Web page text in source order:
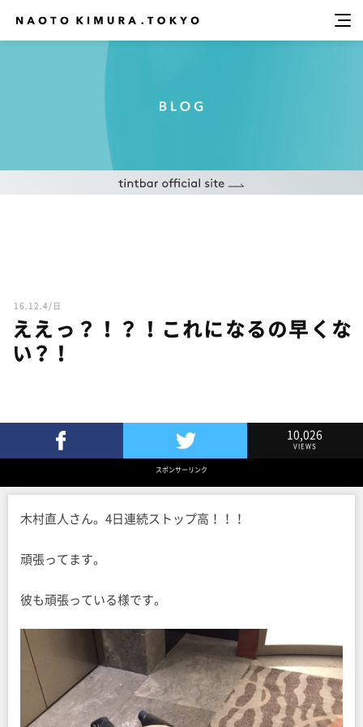
16.12.4/日
ええっ？！？！これになるの早くな
い？！
Twitterでツイート
10,026
VIEWS
スポンサーリンク
木村直人さん。4日連続ストップ高！！！
頑張ってます。
彼も頑張っている様です。